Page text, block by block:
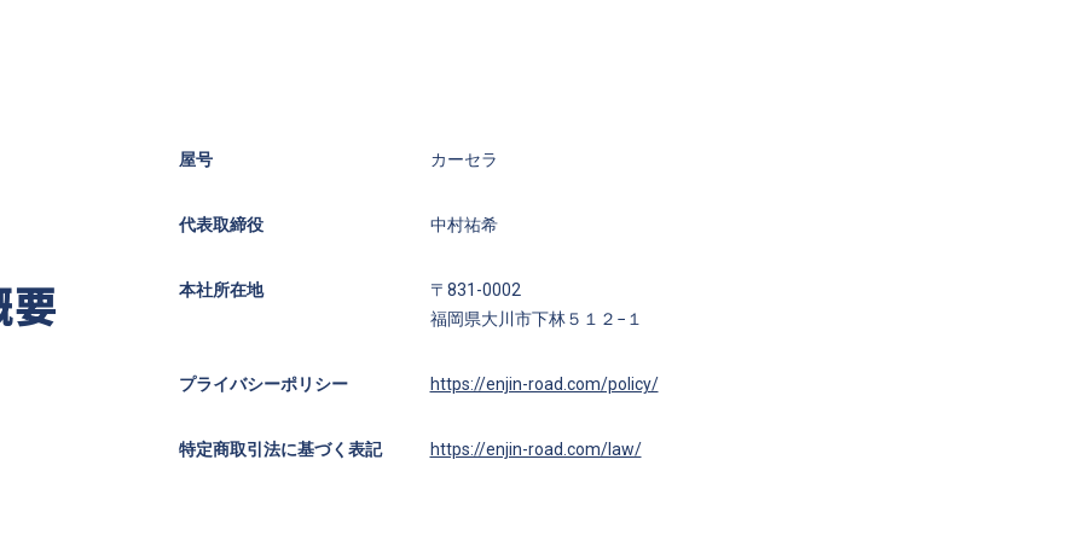
要
屋号 カーセラ
代表取締役 中村祐希
本社所在地
〒831-0002
福岡県大川市下林５１２−１
プライバシーポリシー https://enjin-road.com/policy/
特定商取引法に基づく表記 https://enjin-road.com/law/